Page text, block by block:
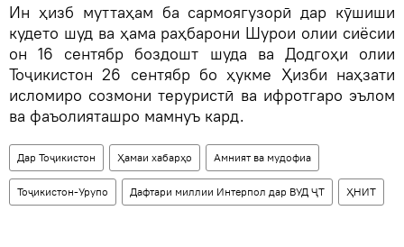
Ин ҳизб муттаҳам ба сармоягузорӣ дар кӯшиши
кудето шуд ва ҳама раҳбарони Шурои олии сиёсии
он 16 сентябр боздошт шуда ва Додгоҳи олии
Тоҷикистон 26 сентябр бо ҳукме Ҳизби наҳзати
исломиро созмони теруристӣ ва ифротгаро эълом
ва фаъолияташро мамнуъ кард.
Дар Тоҷикистон Ҳамаи хабарҳо Амният ва мудофиа
Тоҷикистон-Урупо Дафтари миллии Интерпол дар ВУД ҶТ ҲНИТ